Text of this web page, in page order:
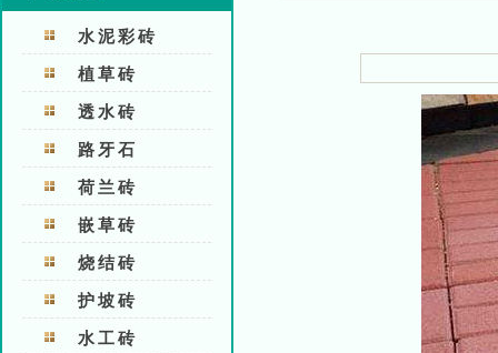
水泥彩砖
植草砖
透水砖
路牙石
荷兰砖
嵌草砖
烧结砖
护坡砖
水工砖